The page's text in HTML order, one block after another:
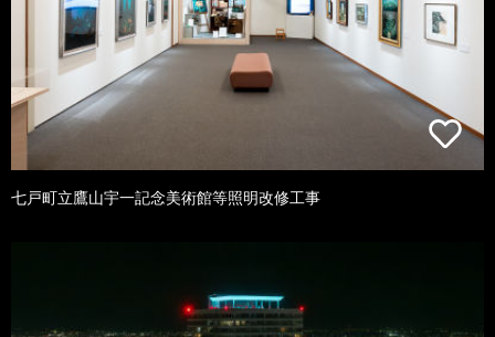
七戸町立鷹山宇一記念美術館等照明改修工事